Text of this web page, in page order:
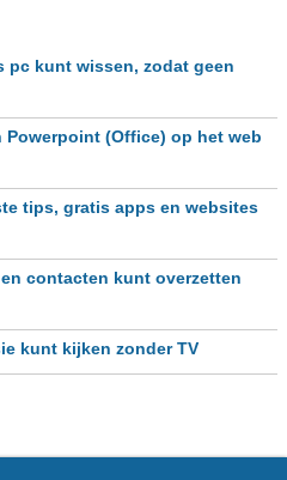
pc kunt wissen, zodat geen
Powerpoint (Office) op het web
tips, gratis apps en websites
contacten kunt overzetten
kunt kijken zonder TV